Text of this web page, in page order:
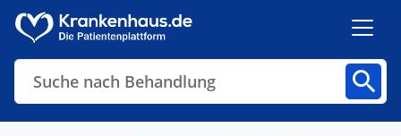
Suche nach Behandlung